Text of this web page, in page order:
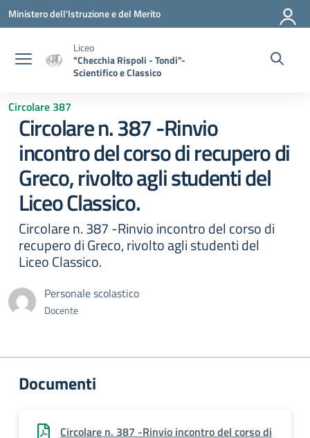
Vai ai contenuti
Vai al menu di navigazione
Vai al footer
Ministero dell'Istruzione e del Merito
Liceo
"Checchia Rispoli - Tondi"-
Scientifico e Classico
Circolare 387
Circolare n. 387 -Rinvio
incontro del corso di recupero di
Greco, rivolto agli studenti del
Liceo Classico.
Circolare n. 387 -Rinvio incontro del corso di
recupero di Greco, rivolto agli studenti del
Liceo Classico.
Personale scolastico
Docente
Documenti
Circolare n. 387 -Rinvio incontro del corso di